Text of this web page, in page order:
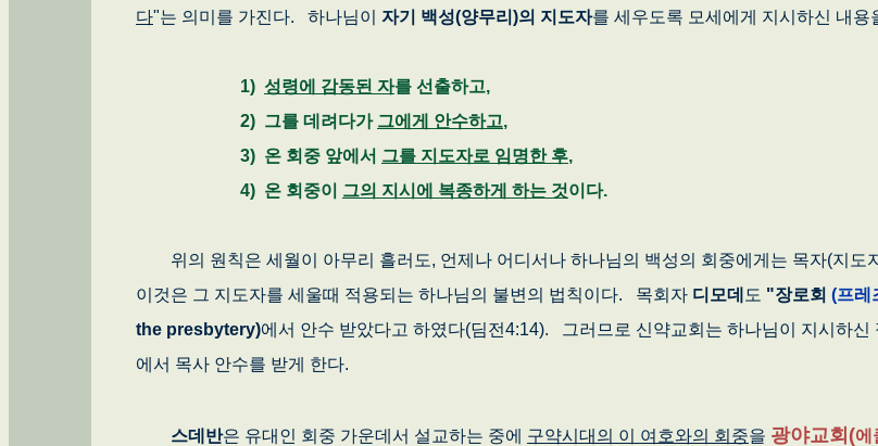
다"는 의미를 가진다. 하나님이 자기 백성(양무리)의 지도자를 세우도록 모세에게 지시하신 내용
1) 성령에 감동된 자를 선출하고,
2) 그를 데려다가 그에게 안수하고,
3) 온 회중 앞에서 그를 지도자로 임명한 후,
4) 온 회중이 그의 지시에 복종하게 하는 것이다.
위의 원칙은 세월이 아무리 흘러도, 언제나 어디서나 하나님의 백성의 회중에게는 목자(지도
이것은 그 지도자를 세울때 적용되는 하나님의 불변의 법칙이다. 목회자 디모데 도 "장로회 (프레
the presbytery)에서 안수 받았다고 하였다(딤전4:14). 그러므로 신약교회는 하나님이 지시하신
에서 목사 안수를 받게 한다.
스데반은 유대인 회중 가운데서 설교하는 중에 구약시대의 이 여호와의 회중을 광야교회(에